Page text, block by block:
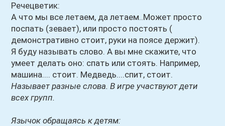
Речецветик:
А что мы все летаем, да летаем..Может просто
поспать (зевает), или просто постоять (
демонстративно стоит, руки на поясе держит).
Я буду называть слово. А вы мне скажите, что
умеет делать оно: спать или стоять. Например,
машина.... стоит. Медведь....спит, стоит.
Называет разные слова. В игре участвуют дети
всех групп.
Язычок обращаясь к детям: